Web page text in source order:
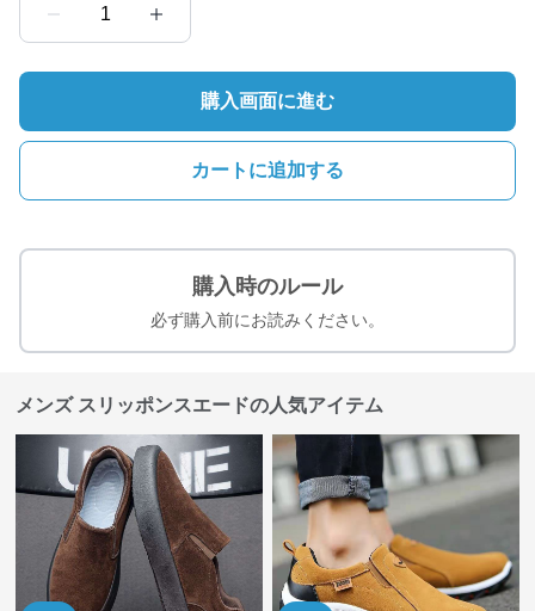
1
購入画面に進む
カートに追加する
購入時のルール
必ず購入前にお読みください。
メンズ スリッポンスエードの人気アイテム